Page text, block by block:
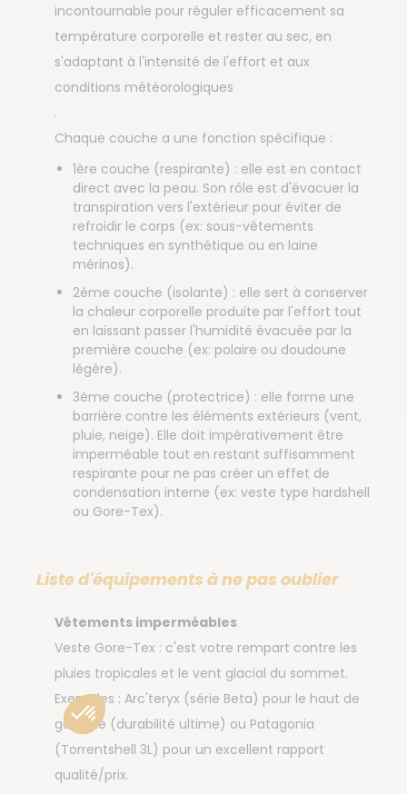
incontournable pour réguler efficacement sa
température corporelle et rester au sec, en
s'adaptant à l'intensité de l'effort et aux
conditions météorologiques
.
Chaque couche a une fonction spécifique :
1ère couche (respirante) : elle est en contact
direct avec la peau. Son rôle est d'évacuer la
transpiration vers l'extérieur pour éviter de
refroidir le corps (ex: sous-vêtements
techniques en synthétique ou en laine
mérinos).
2ème couche (isolante) : elle sert à conserver
la chaleur corporelle produite par l'effort tout
en laissant passer l'humidité évacuée par la
première couche (ex: polaire ou doudoune
légère).
3ème couche (protectrice) : elle forme une
barrière contre les éléments extérieurs (vent,
pluie, neige). Elle doit impérativement être
imperméable tout en restant suffisamment
respirante pour ne pas créer un effet de
condensation interne (ex: veste type hardshell
ou Gore-Tex).
Liste d'équipements à ne pas oublier
Vêtements imperméables
Veste Gore-Tex : c'est votre rempart contre les
pluies tropicales et le vent glacial du sommet.
Exemples : Arc'teryx (série Beta) pour le haut de
gamme (durabilité ultime) ou Patagonia
(Torrentshell 3L) pour un excellent rapport
qualité/prix.